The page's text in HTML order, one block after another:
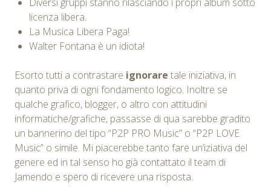
licenza libera.
La Musica Libera Paga!
Walter Fontana è un idiota!
Esorto tutti a contrastare ignorare tale iniziativa, in
quanto priva di ogni fondamento logico. Inoltre se
qualche grafico, blogger, o altro con attitudini
informatiche/grafiche, passasse di qua sarebbe gradito
un bannerino del tipo “P2P PRO Music” o “P2P LOVE
Music” o simile. Mi piacerebbe tanto fare un’iziativa del
genere ed in tal senso ho già contattato il team di
Jamendo e spero di ricevere una risposta.